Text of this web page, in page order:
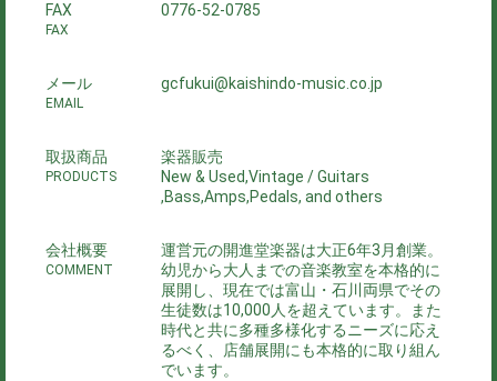
FAX
FAX
0776-52-0785
メール
EMAIL
gcfukui@kaishindo-music.co.jp
取扱商品
PRODUCTS
楽器販売
New & Used,Vintage / Guitars
,Bass,Amps,Pedals, and others
会社概要
COMMENT
運営元の開進堂楽器は大正6年3月創業。
幼児から大人までの音楽教室を本格的に
展開し、現在では富山・石川両県でその
生徒数は10,000人を超えています。また
時代と共に多種多様化するニーズに応え
るべく、店舗展開にも本格的に取り組ん
でいます。